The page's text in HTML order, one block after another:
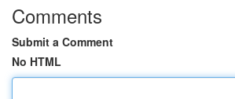
Comments
Submit a Comment
No HTML